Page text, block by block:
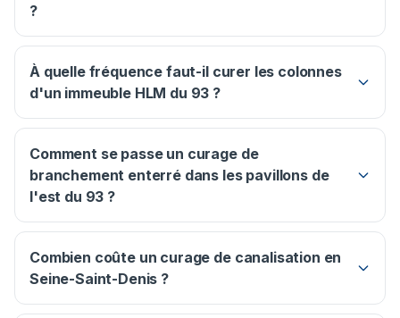
?
À quelle fréquence faut-il curer les colonnes
d'un immeuble HLM du 93 ?
Comment se passe un curage de
branchement enterré dans les pavillons de
l'est du 93 ?
Combien coûte un curage de canalisation en
Seine-Saint-Denis ?